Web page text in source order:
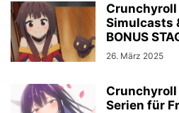
Simulcasts
BONUS
26. März 2025
Serien für